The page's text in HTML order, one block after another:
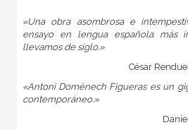
«Una obra asombrosa e
ensayo en lengua española más
llevamos de siglo.»
César
«Antoni Domènech Figueras es un
contemporáneo.»